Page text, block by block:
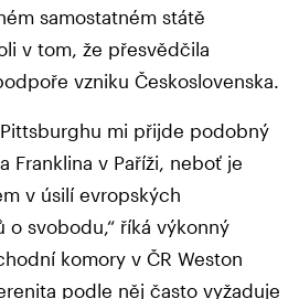
samostatném státě
v tom, že přesvědčila
vzniku Československa.
mi přijde podobný
Franklina v Paříži, neboť je
v úsilí evropských
o svobodu,“ říká výkonný
komory v ČR Weston
podle něj často vyžaduje